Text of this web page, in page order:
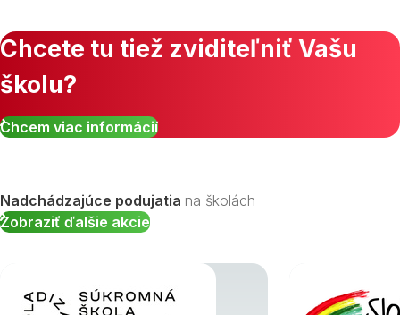
Zobraziť všetky študijné odbory »
Chcete tu tiež zviditeľniť Vašu
školu?
Chcem viac informácií
Nadchádzajúce podujatia na školách
Zobraziť ďalšie akcie